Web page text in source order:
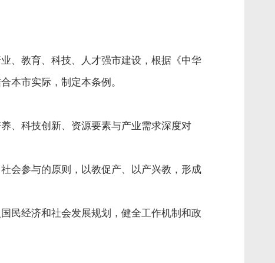
、教育、科技、人才强市建设，根据《中华
本市实际，制定本条例。
、科技创新、资源要素与产业需求深度对
会参与的原则，以教促产、以产兴教，形成
民经济和社会发展规划，健全工作机制和政